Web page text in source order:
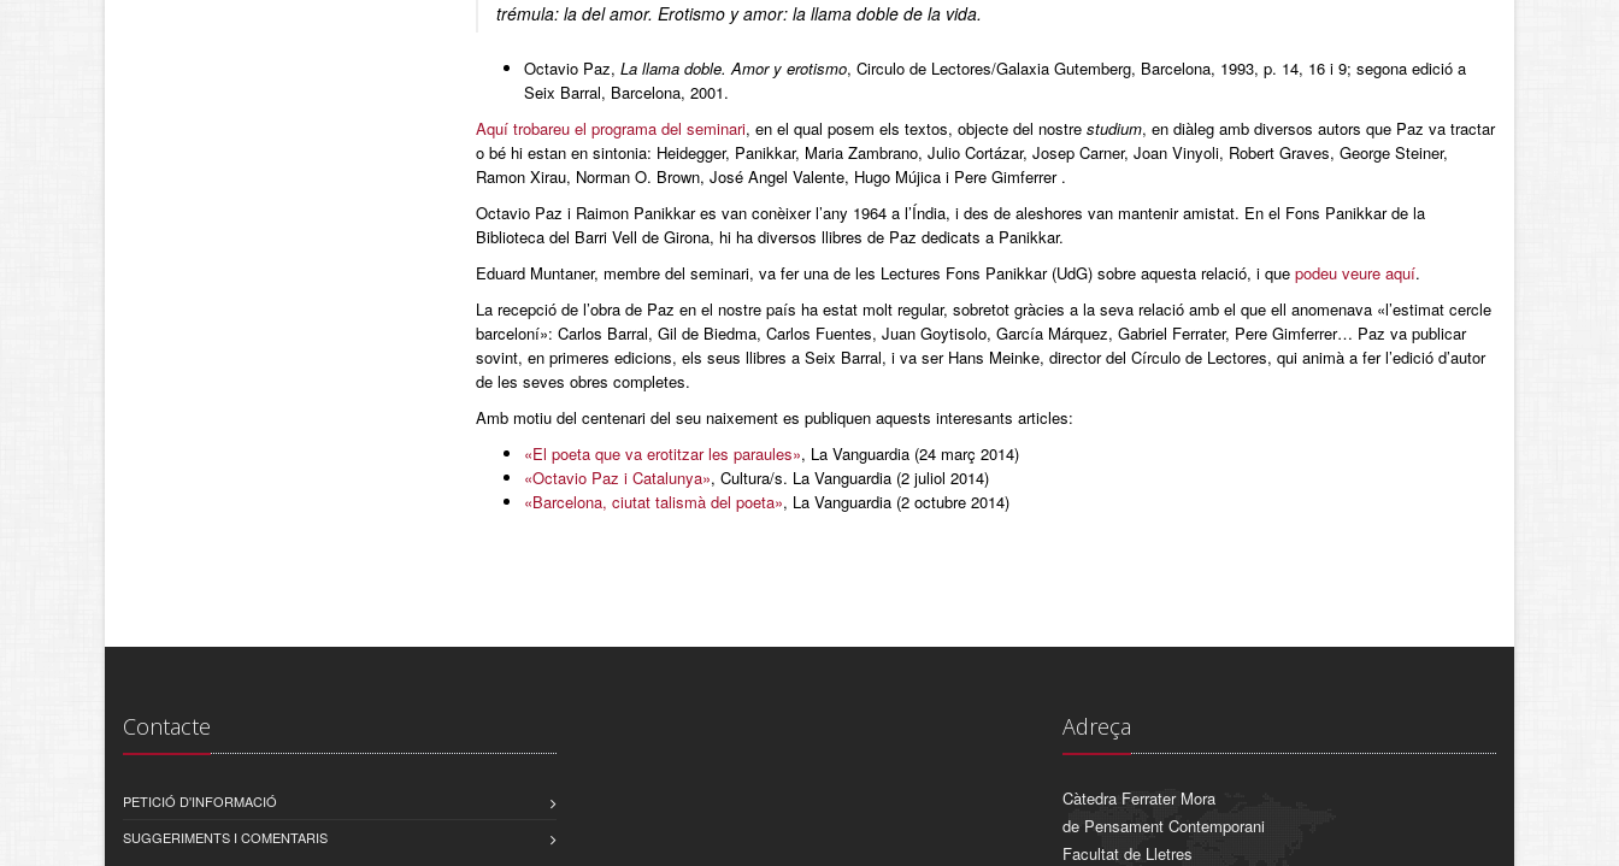
trémula: la del amor. Erotismo y amor: la llama doble de la vida.
Octavio Paz, La llama doble. Amor y erotismo, Circulo de Lectores/Galaxia Gutemberg, Barcelona, 1993, p. 14, 16 i 9; segona edició a
Seix Barral, Barcelona, 2001.
Aquí trobareu el programa del seminari, en el qual posem els textos, objecte del nostre studium, en diàleg amb diversos autors que Paz va tractar
o bé hi estan en sintonia: Heidegger, Panikkar, Maria Zambrano, Julio Cortázar, Josep Carner, Joan Vinyoli, Robert Graves, George Steiner,
Ramon Xirau, Norman O. Brown, José Angel Valente, Hugo Mújica i Pere Gimferrer .
Octavio Paz i Raimon Panikkar es van conèixer l’any 1964 a l’Índia, i des de aleshores van mantenir amistat. En el Fons Panikkar de la
Biblioteca del Barri Vell de Girona, hi ha diversos llibres de Paz dedicats a Panikkar.
Eduard Muntaner, membre del seminari, va fer una de les Lectures Fons Panikkar (UdG) sobre aquesta relació, i que podeu veure aquí.
La recepció de l’obra de Paz en el nostre país ha estat molt regular, sobretot gràcies a la seva relació amb el que ell anomenava «l’estimat cercle
barceloní»: Carlos Barral, Gil de Biedma, Carlos Fuentes, Juan Goytisolo, García Márquez, Gabriel Ferrater, Pere Gimferrer… Paz va publicar
sovint, en primeres edicions, els seus llibres a Seix Barral, i va ser Hans Meinke, director del Círculo de Lectores, qui animà a fer l’edició d’autor
de les seves obres completes.
Amb motiu del centenari del seu naixement es publiquen aquests interesants articles:
«El poeta que va erotitzar les paraules», La Vanguardia (24 març 2014)
«Octavio Paz i Catalunya», Cultura/s. La Vanguardia (2 juliol 2014)
«Barcelona, ciutat talismà del poeta», La Vanguardia (2 octubre 2014)
Contacte
PETICIÓ D'INFORMACIÓ
SUGGERIMENTS I COMENTARIS
Adreça
Càtedra Ferrater Mora
de Pensament Contemporani
Facultat de Lletres